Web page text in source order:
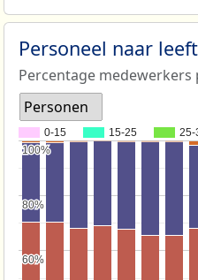
Personeel naar
Percentage
Personen
0-15 15-25 25-
60%
60%
80%
80%
100%
100%